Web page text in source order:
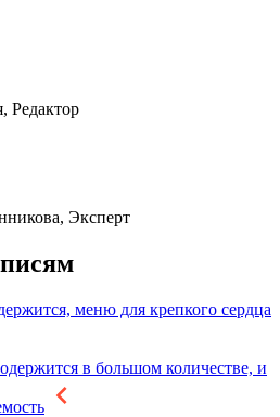
Редактор
Эксперт
меню для крепкого сердца
в большом количестве, и